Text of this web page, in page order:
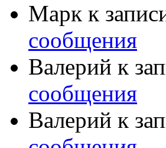
Марк к
сообщения
Валерий к
сообщения
Валерий к